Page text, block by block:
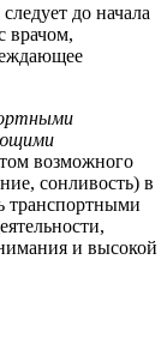
до начала
врачом,
возможного
сонливость) в
транспортными
и высокой